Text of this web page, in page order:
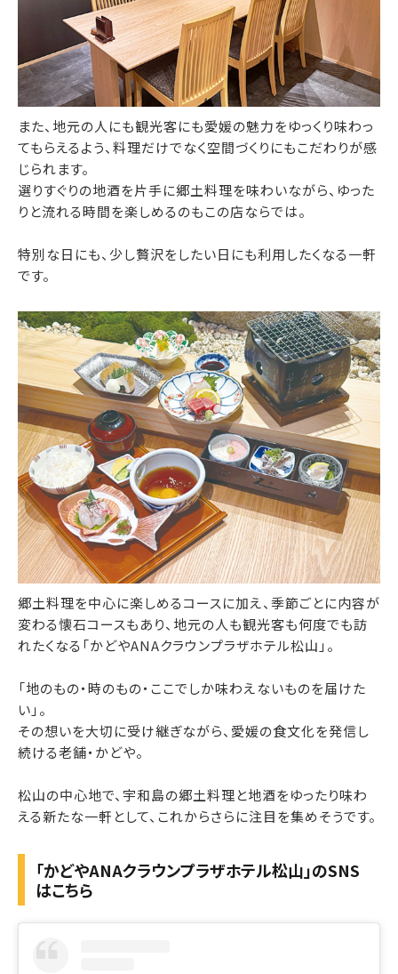
また、地元の人にも観光客にも愛媛の魅力をゆっくり味わっ
てもらえるよう、料理だけでなく空間づくりにもこだわりが感
じられます。
選りすぐりの地酒を片手に郷土料理を味わいながら、ゆった
りと流れる時間を楽しめるのもこの店ならでは。
特別な日にも、少し贅沢をしたい日にも利用したくなる一軒
です。
郷土料理を中心に楽しめるコースに加え、季節ごとに内容が
変わる懐石コースもあり、地元の人も観光客も何度でも訪
れたくなる「かどやANAクラウンプラザホテル松山」。
「地のもの・時のもの・ここでしか味わえないものを届けた
い」。
その想いを大切に受け継ぎながら、愛媛の食文化を発信し
続ける老舗・かどや。
松山の中心地で、宇和島の郷土料理と地酒をゆったり味わ
える新たな一軒として、これからさらに注目を集めそうです。
「かどやANAクラウンプラザホテル松山」のSNS
はこちら